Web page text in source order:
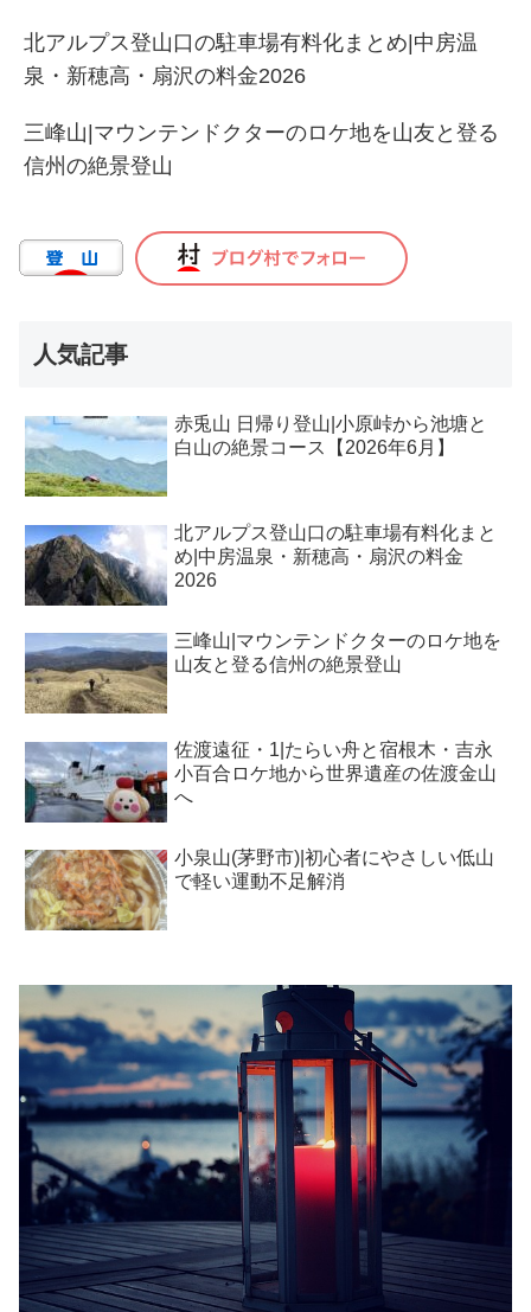
北アルプス登山口の駐車場有料化まとめ|中房温
泉・新穂高・扇沢の料金2026
三峰山|マウンテンドクターのロケ地を山友と登る
信州の絶景登山
人気記事
赤兎山 日帰り登山|小原峠から池塘と
白山の絶景コース【2026年6月】
北アルプス登山口の駐車場有料化まと
め|中房温泉・新穂高・扇沢の料金
2026
三峰山|マウンテンドクターのロケ地を
山友と登る信州の絶景登山
佐渡遠征・1|たらい舟と宿根木・吉永
小百合ロケ地から世界遺産の佐渡金山
へ
小泉山(茅野市)|初心者にやさしい低山
で軽い運動不足解消